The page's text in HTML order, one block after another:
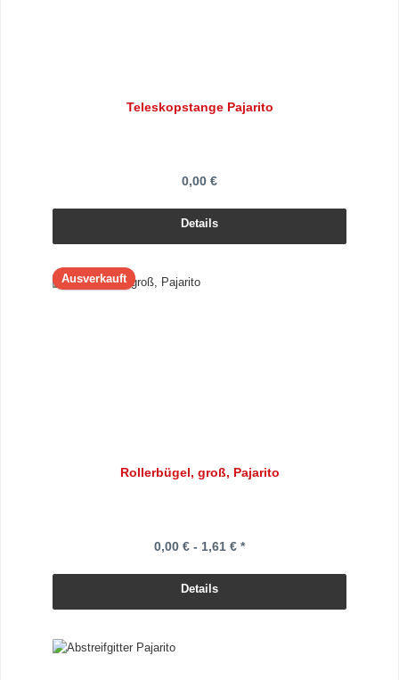
Teleskopstange Pajarito
0,00 €
Details
Ausverkauft
Rollerbügel, groß, Pajarito
0,00 € - 1,61 € *
Details